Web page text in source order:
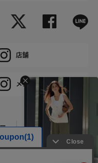
店舗
メンズ
境 企業情報